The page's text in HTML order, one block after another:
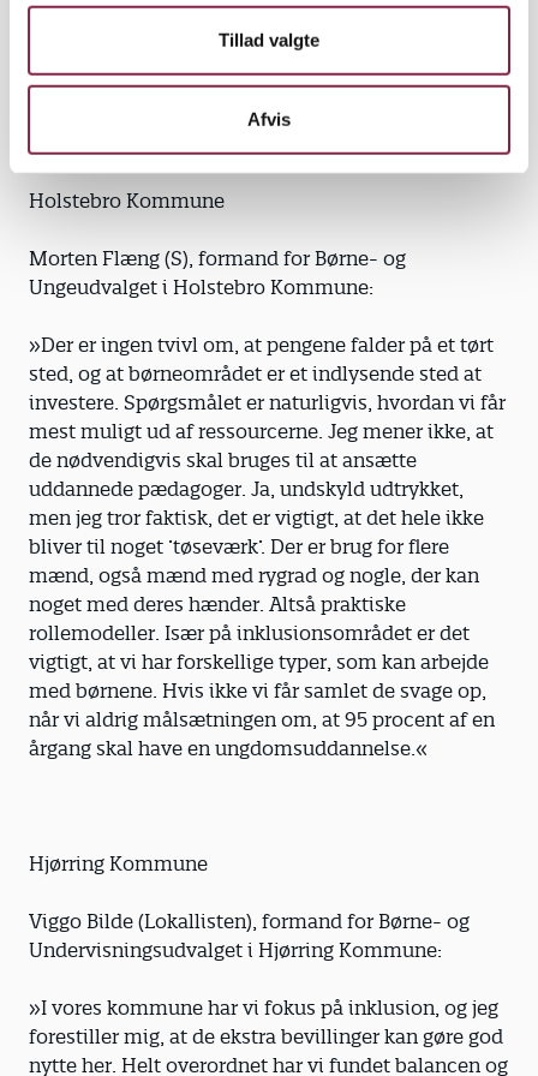
Tillad valgte
Afvis
i en masse interessante projekter, og
landspolitikerne bagefter vender tomlen nedad. Vi
har brug for konkretiseringer!«
Holstebro Kommune
Morten Flæng (S), formand for Børne- og
Ungeudvalget i Holstebro Kommune:
»Der er ingen tvivl om, at pengene falder på et tørt
sted, og at børneområdet er et indlysende sted at
investere. Spørgsmålet er naturligvis, hvordan vi får
mest muligt ud af ressourcerne. Jeg mener ikke, at
de nødvendigvis skal bruges til at ansætte
uddannede pædagoger. Ja, undskyld udtrykket,
men jeg tror faktisk, det er vigtigt, at det hele ikke
bliver til noget ’tøseværk’. Der er brug for flere
mænd, også mænd med rygrad og nogle, der kan
noget med deres hænder. Altså praktiske
rollemodeller. Især på inklusionsområdet er det
vigtigt, at vi har forskellige typer, som kan arbejde
med børnene. Hvis ikke vi får samlet de svage op,
når vi aldrig målsætningen om, at 95 procent af en
årgang skal have en ungdomsuddannelse.«
Hjørring Kommune
Viggo Bilde (Lokallisten), formand for Børne- og
Undervisningsudvalget i Hjørring Kommune:
»I vores kommune har vi fokus på inklusion, og jeg
forestiller mig, at de ekstra bevillinger kan gøre god
nytte her. Helt overordnet har vi fundet balancen og